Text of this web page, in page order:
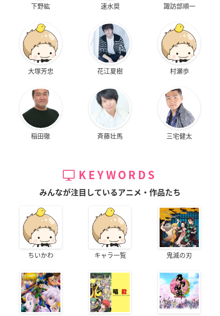
下野紘 速水奨 諏訪部順一
大塚芳忠 花江夏樹 村瀬歩
稲田徹 斉藤壮馬 三宅健太
KEYWORDS
みんなが注目しているアニメ・作品たち
ちいかわ キャラ一覧 鬼滅の刃